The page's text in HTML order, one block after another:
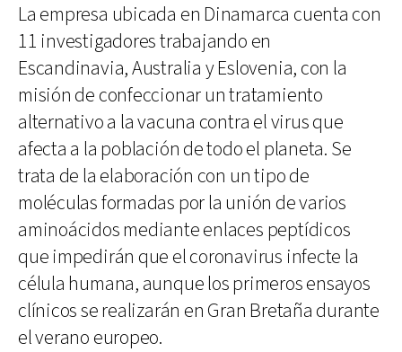
La empresa ubicada en Dinamarca cuenta con
11 investigadores trabajando en
Escandinavia, Australia y Eslovenia, con la
misión de confeccionar un tratamiento
alternativo a la vacuna contra el virus que
afecta a la población de todo el planeta. Se
trata de la elaboración con un tipo de
moléculas formadas por la unión de varios
aminoácidos mediante enlaces peptídicos
que impedirán que el coronavirus infecte la
célula humana, aunque los primeros ensayos
clínicos se realizarán en Gran Bretaña durante
el verano europeo.